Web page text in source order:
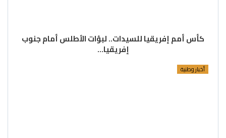
كأس أمم إفريقيا للسيدات.. لبؤات الأطلس أمام جنوب
إفريقيا…
أخبار وطنية